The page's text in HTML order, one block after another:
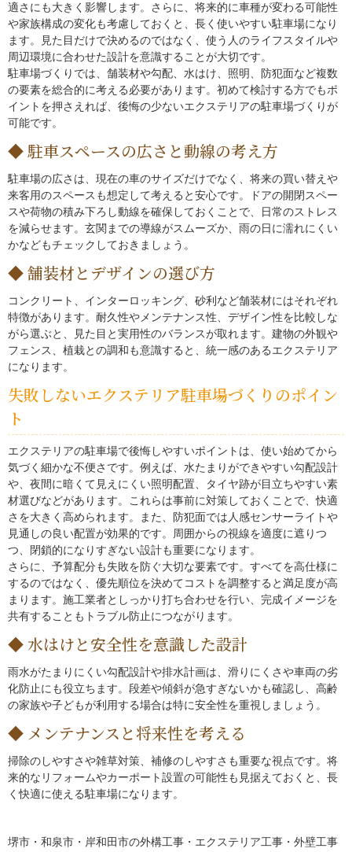
適さにも大きく影響します。さらに、将来的に車種が変わる可能性
や家族構成の変化も考慮しておくと、長く使いやすい駐車場になり
ます。見た目だけで決めるのではなく、使う人のライフスタイルや
周辺環境に合わせた設計を意識することが大切です。
駐車場づくりでは、舗装材や勾配、水はけ、照明、防犯面など複数
の要素を総合的に考える必要があります。初めて検討する方でもポ
イントを押さえれば、後悔の少ないエクステリアの駐車場づくりが
可能です。
駐車スペースの広さと動線の考え方
駐車場の広さは、現在の車のサイズだけでなく、将来の買い替えや
来客用のスペースも想定して考えると安心です。ドアの開閉スペー
スや荷物の積み下ろし動線を確保しておくことで、日常のストレス
を減らせます。玄関までの導線がスムーズか、雨の日に濡れにくい
かなどもチェックしておきましょう。
舗装材とデザインの選び方
コンクリート、インターロッキング、砂利など舗装材にはそれぞれ
特徴があります。耐久性やメンテナンス性、デザイン性を比較しな
がら選ぶと、見た目と実用性のバランスが取れます。建物の外観や
フェンス、植栽との調和も意識すると、統一感のあるエクステリア
になります。
失敗しないエクステリア駐車場づくりのポイン
ト
エクステリアの駐車場で後悔しやすいポイントは、使い始めてから
気づく細かな不便さです。例えば、水たまりができやすい勾配設計
や、夜間に暗くて見えにくい照明配置、タイヤ跡が目立ちやすい素
材選びなどがあります。これらは事前に対策しておくことで、快適
さを大きく高められます。また、防犯面では人感センサーライトや
見通しの良い配置が効果的です。周囲からの視線を適度に遮りつ
つ、閉鎖的になりすぎない設計も重要になります。
さらに、予算配分も失敗を防ぐ大切な要素です。すべてを高仕様に
するのではなく、優先順位を決めてコストを調整すると満足度が高
まります。施工業者としっかり打ち合わせを行い、完成イメージを
共有することもトラブル防止につながります。
水はけと安全性を意識した設計
雨水がたまりにくい勾配設計や排水計画は、滑りにくさや車両の劣
化防止にも役立ちます。段差や傾斜が急すぎないかも確認し、高齢
の家族や子どもが利用する場合は特に安全性を重視しましょう。
メンテナンスと将来性を考える
掃除のしやすさや雑草対策、補修のしやすさも重要な視点です。将
来的なリフォームやカーポート設置の可能性も見据えておくと、長
く快適に使える駐車場になります。
堺市・和泉市・岸和田市の外構工事・エクステリア工事・外壁工事